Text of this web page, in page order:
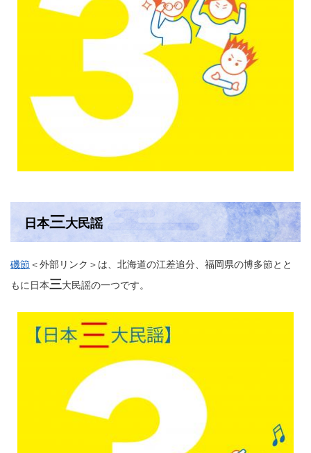
日本三大民謡
磯節＜外部リンク＞ は、北海道の江差追分、福岡県の博多節とと
もに日本三大民謡の一つです。